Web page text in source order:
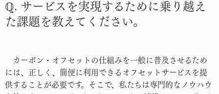
ℚ. サービスを実現するために乗り越え
た課題を教えてください。
カーボン・オフセットの仕組みを一般に普及させるため
には、正しく、簡便に利用できるオフセットサービスを提
供することが必要です。そこで、私たちは専門的なノウハウ